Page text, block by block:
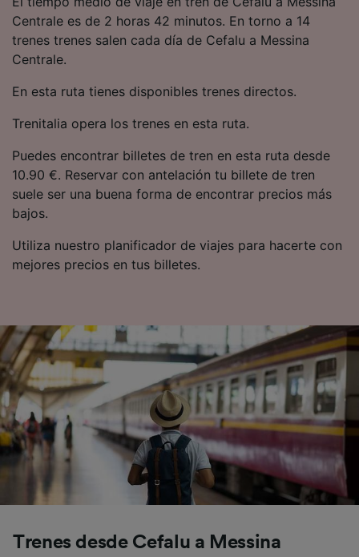
Centrale es de 2 horas 42 minutos. En torno a 14
trenes trenes salen cada día de Cefalu a Messina
Centrale.
En esta ruta tienes disponibles trenes directos.
Trenitalia opera los trenes en esta ruta.
Puedes encontrar billetes de tren en esta ruta desde
10.90 €. Reservar con antelación tu billete de tren
suele ser una buena forma de encontrar precios más
bajos.
Utiliza nuestro planificador de viajes para hacerte con
mejores precios en tus billetes.
Trenes desde Cefalu a Messina
precisa. Analizar activamente las
características del dispositivo para su
identificación. Almacenar la información en un
dispositivo y/o acceder a ella. Publicidad y
publicidad y contenido, investigación de